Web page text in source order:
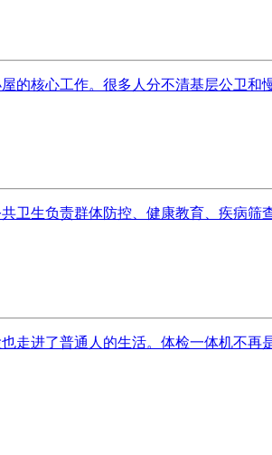
的核心工作。很多人分不清基层公卫和
卫生负责群体防控、健康教育、疾病筛
走进了普通人的生活。体检一体机不再